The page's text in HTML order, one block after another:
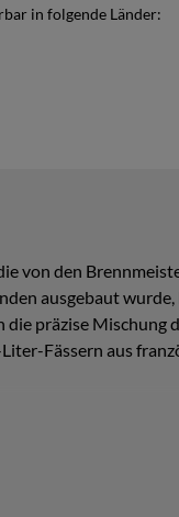
in folgende Länder:
von den
ausgebaut
präzise Mischung
Fässern aus